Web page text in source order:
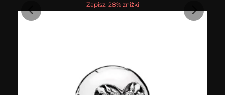
Zapisz: 28% zniżki